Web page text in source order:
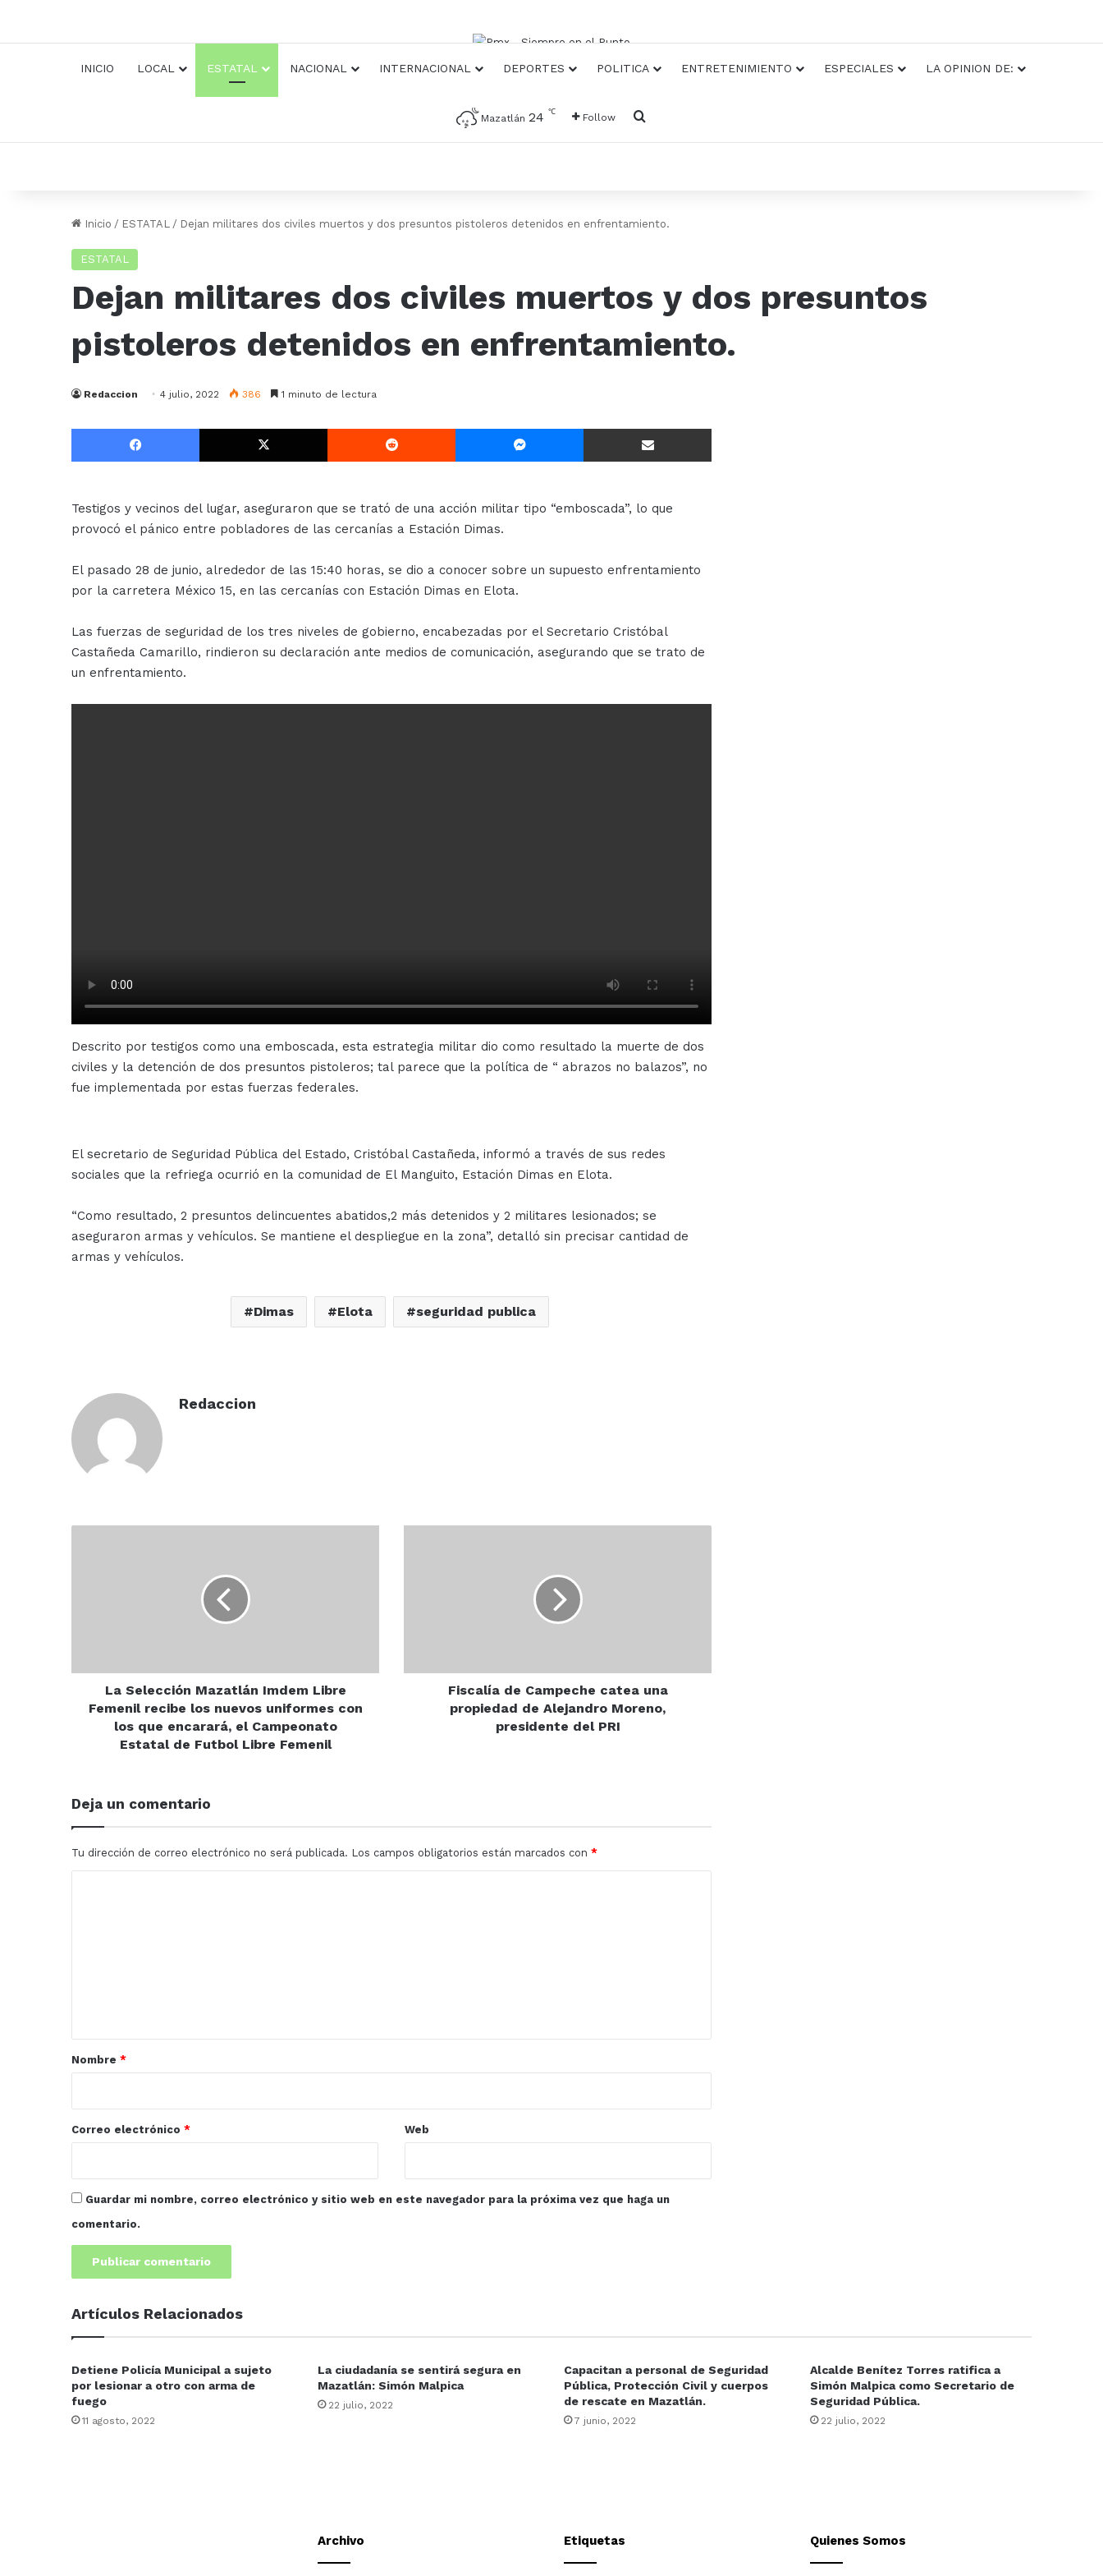
INICIO LOCAL ESTATAL NACIONAL INTERNACIONAL DEPORTES POLITICA ENTRETENIMIENTO ESPECIALES LA OPINION DE:
Mazatlán 24 ℃ Follow
Inicio / ESTATAL / Dejan militares dos civiles muertos y dos presuntos pistoleros detenidos en enfrentamiento.
ESTATAL
Dejan militares dos civiles muertos y dos presuntos
pistoleros detenidos en enfrentamiento.
Redaccion 4 julio, 2022 386 1 minuto de lectura
Facebook X Reddit Messenger Compartir Via E-mail
Testigos y vecinos del lugar, aseguraron que se trató de una acción militar tipo “emboscada”, lo que
provocó el pánico entre pobladores de las cercanías a Estación Dimas.
El pasado 28 de junio, alrededor de las 15:40 horas, se dio a conocer sobre un supuesto enfrentamiento
por la carretera México 15, en las cercanías con Estación Dimas en Elota.
Las fuerzas de seguridad de los tres niveles de gobierno, encabezadas por el Secretario Cristóbal
Castañeda Camarillo, rindieron su declaración ante medios de comunicación, asegurando que se trato de
un enfrentamiento.
Descrito por testigos como una emboscada, esta estrategia militar dio como resultado la muerte de dos
civiles y la detención de dos presuntos pistoleros; tal parece que la política de “ abrazos no balazos”, no
fue implementada por estas fuerzas federales.
El secretario de Seguridad Pública del Estado, Cristóbal Castañeda, informó a través de sus redes
sociales que la refriega ocurrió en la comunidad de El Manguito, Estación Dimas en Elota.
“Como resultado, 2 presuntos delincuentes abatidos,2 más detenidos y 2 militares lesionados; se
aseguraron armas y vehículos. Se mantiene el despliegue en la zona”, detalló sin precisar cantidad de
armas y vehículos.
Dimas Elota seguridad publica
Redaccion
nuevos
uniformes
Estatal
de
La Selección Mazatlán Imdem Libre
Femenil recibe los nuevos uniformes con
los que encarará, el Campeonato
Estatal de Futbol Libre Femenil
Moreno,
presidenteFiscalía de Campeche catea una
propiedad de Alejandro Moreno,
presidente del PRI
Deja un comentario
Tu dirección de correo electrónico no será publicada. Los campos obligatorios están marcados con *
r
*
Nombre *
Correo electrónico * Web
Guardar mi nombre, correo electrónico y sitio web en este navegador para la próxima vez que haga un
comentario.
Artículos Relacionados
Detiene Policía Municipal a sujeto
por lesionar a otro con arma de
fuego
11 agosto, 2022
La ciudadanía se sentirá segura en
Mazatlán: Simón Malpica
22 julio, 2022
Capacitan a personal de Seguridad
Pública, Protección Civil y cuerpos
de rescate en Mazatlán.
7 junio, 2022
Alcalde Benítez Torres ratifica a
Simón Malpica como Secretario de
Seguridad Pública.
22 julio, 2022
Archivo Etiquetas Quienes Somos